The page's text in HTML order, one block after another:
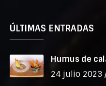
ÚLTIMAS ENTRADAS
Humus de
24 julio 2023